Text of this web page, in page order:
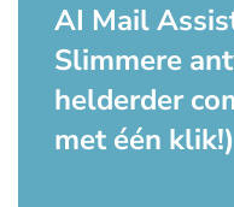
AI Mail
Slimmere
helderder
met één klik!)